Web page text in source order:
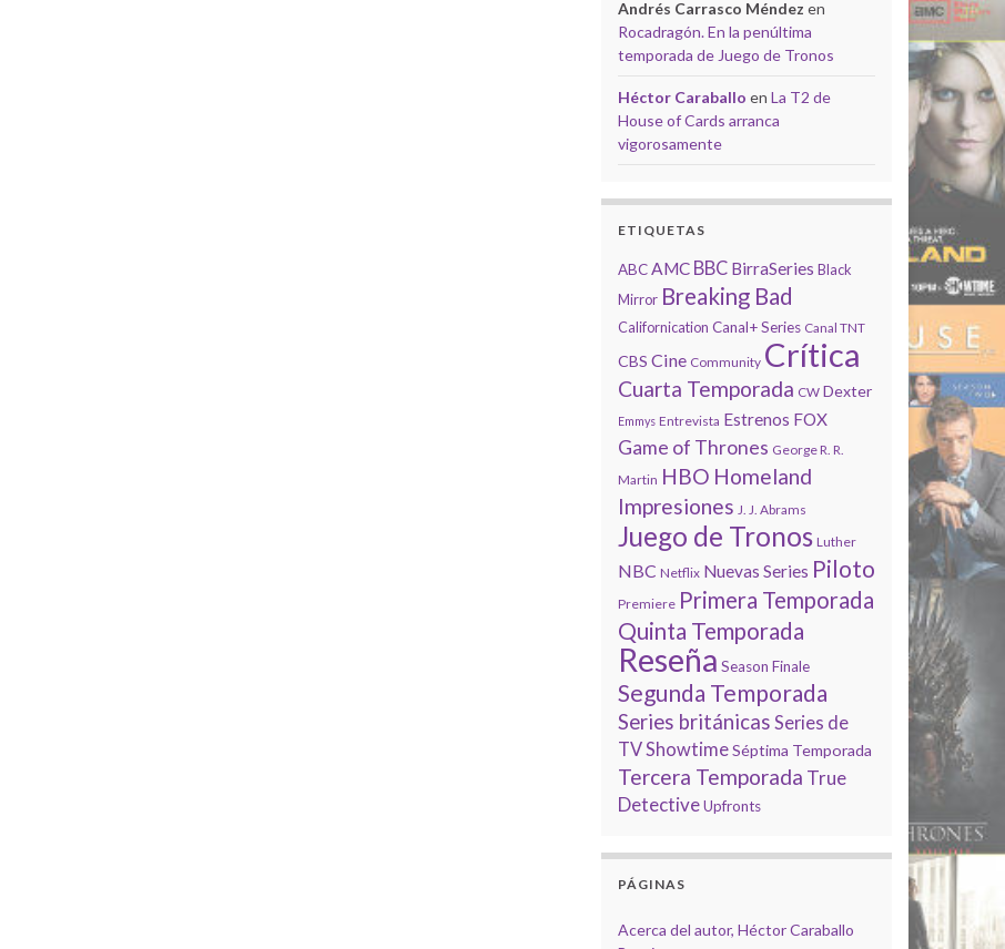
Andrés Carrasco Méndez en
Rocadragón. En la penúltima
temporada de Juego de Tronos
Héctor Caraballo en La T2 de
House of Cards arranca
vigorosamente
ETIQUETAS
ABC AMC BBC BirraSeries Black
Mirror Breaking Bad
Californication Canal+ Series Canal TNT
CBS Cine Community Crítica
Cuarta Temporada CW Dexter
Emmys Entrevista Estrenos FOX
Game of Thrones George R. R.
Martin HBO Homeland
Impresiones J. J. Abrams
Juego de Tronos Luther
NBC Netflix Nuevas Series Piloto
Premiere Primera Temporada
Quinta Temporada
Reseña Season Finale
Segunda Temporada
Series británicas Series de
TVShowtime Séptima Temporada
Tercera Temporada True
Detective Upfronts
PÁGINAS
Acerca del autor, Héctor Caraballo